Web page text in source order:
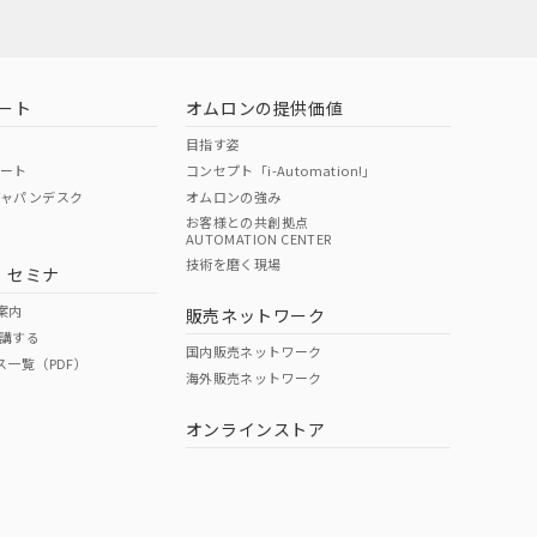
O O
ト
ト
パンデスク
セミナ
内
する
覧（PDF）
オムロンの提供価値
目指す姿
コンセプト「i-Automation!」
オムロンの強み
お客様との共創拠点
AUTOMATION CENTER
技術を磨く現場
販売ネットワーク
国内販売ネットワーク
海外販売ネットワーク
オンラインストア